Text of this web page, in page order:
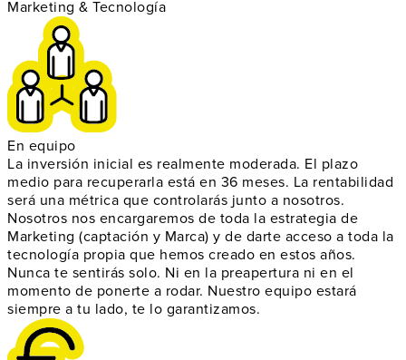
Marketing & Tecnología
En equipo
La inversión inicial es realmente moderada. El plazo
medio para recuperarla está en 36 meses. La rentabilidad
será una métrica que controlarás junto a nosotros.
Nosotros nos encargaremos de toda la estrategia de
Marketing (captación y Marca) y de darte acceso a toda la
tecnología propia que hemos creado en estos años.
Nunca te sentirás solo. Ni en la preapertura ni en el
momento de ponerte a rodar. Nuestro equipo estará
siempre a tu lado, te lo garantizamos.